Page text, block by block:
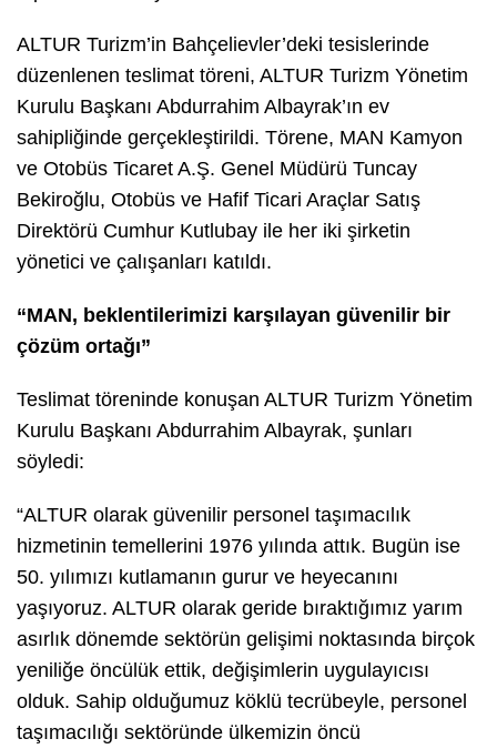
ALTUR Turizm’in Bahçelievler’deki tesislerinde
düzenlenen teslimat töreni, ALTUR Turizm Yönetim
Kurulu Başkanı Abdurrahim Albayrak’ın ev
sahipliğinde gerçekleştirildi. Törene, MAN Kamyon
ve Otobüs Ticaret A.Ş. Genel Müdürü Tuncay
Bekiroğlu, Otobüs ve Hafif Ticari Araçlar Satış
Direktörü Cumhur Kutlubay ile her iki şirketin
yönetici ve çalışanları katıldı.
“MAN, beklentilerimizi karşılayan güvenilir bir
çözüm ortağı”
Teslimat töreninde konuşan ALTUR Turizm Yönetim
Kurulu Başkanı Abdurrahim Albayrak, şunları
söyledi:
“ALTUR olarak güvenilir personel taşımacılık
hizmetinin temellerini 1976 yılında attık. Bugün ise
50. yılımızı kutlamanın gurur ve heyecanını
yaşıyoruz. ALTUR olarak geride bıraktığımız yarım
asırlık dönemde sektörün gelişimi noktasında birçok
yeniliğe öncülük ettik, değişimlerin uygulayıcısı
olduk. Sahip olduğumuz köklü tecrübeyle, personel
taşımacılığı sektöründe ülkemizin öncü